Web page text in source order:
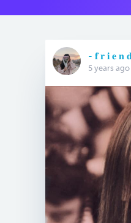
- 𝐟 𝐫 𝐢 𝐞 𝐧
5 years ago